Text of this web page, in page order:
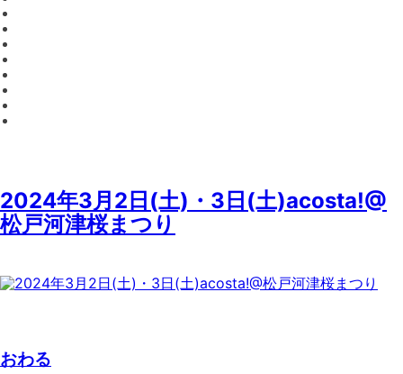
2024年3月2日(土)・3日(土)acosta!@
松戸河津桜まつり
おわる